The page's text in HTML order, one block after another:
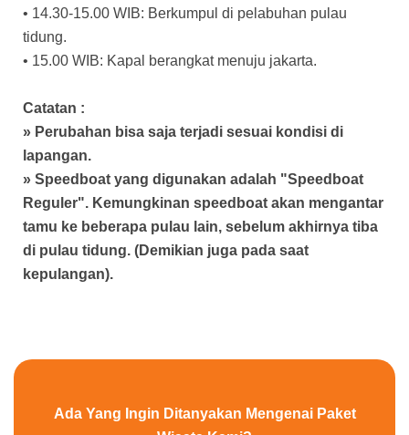
• 14.30-15.00 WIB: Berkumpul di pelabuhan pulau
tidung.
• 15.00 WIB: Kapal berangkat menuju jakarta.
Catatan :
» Perubahan bisa saja terjadi sesuai kondisi di
lapangan.
» Speedboat yang digunakan adalah "Speedboat
Reguler". Kemungkinan speedboat akan mengantar
tamu ke beberapa pulau lain, sebelum akhirnya tiba
di pulau tidung. (Demikian juga pada saat
kepulangan).
Ada Yang Ingin Ditanyakan Mengenai Paket